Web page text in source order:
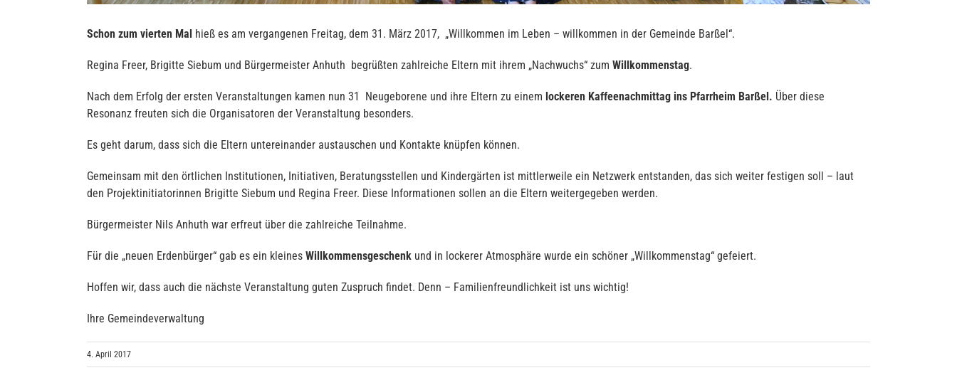
Schon zum vierten Mal hieß es am vergangenen Freitag, dem 31. März 2017, „Willkommen im Leben – willkommen in der Gemeinde Barßel“.
Regina Freer, Brigitte Siebum und Bürgermeister Anhuth begrüßten zahlreiche Eltern mit ihrem „Nachwuchs“ zum Willkommenstag.
Nach dem Erfolg der ersten Veranstaltungen kamen nun 31 Neugeborene und ihre Eltern zu einem lockeren Kaffeenachmittag ins Pfarrheim Barßel. Über diese
Resonanz freuten sich die Organisatoren der Veranstaltung besonders.
Es geht darum, dass sich die Eltern untereinander austauschen und Kontakte knüpfen können.
Gemeinsam mit den örtlichen Institutionen, Initiativen, Beratungsstellen und Kindergärten ist mittlerweile ein Netzwerk entstanden, das sich weiter festigen soll – laut
den Projektinitiatorinnen Brigitte Siebum und Regina Freer. Diese Informationen sollen an die Eltern weitergegeben werden.
Bürgermeister Nils Anhuth war erfreut über die zahlreiche Teilnahme.
Für die „neuen Erdenbürger“ gab es ein kleines Willkommensgeschenk und in lockerer Atmosphäre wurde ein schöner „Willkommenstag“ gefeiert.
Hoffen wir, dass auch die nächste Veranstaltung guten Zuspruch findet. Denn – Familienfreundlichkeit ist uns wichtig!
Ihre Gemeindeverwaltung
4. April 2017